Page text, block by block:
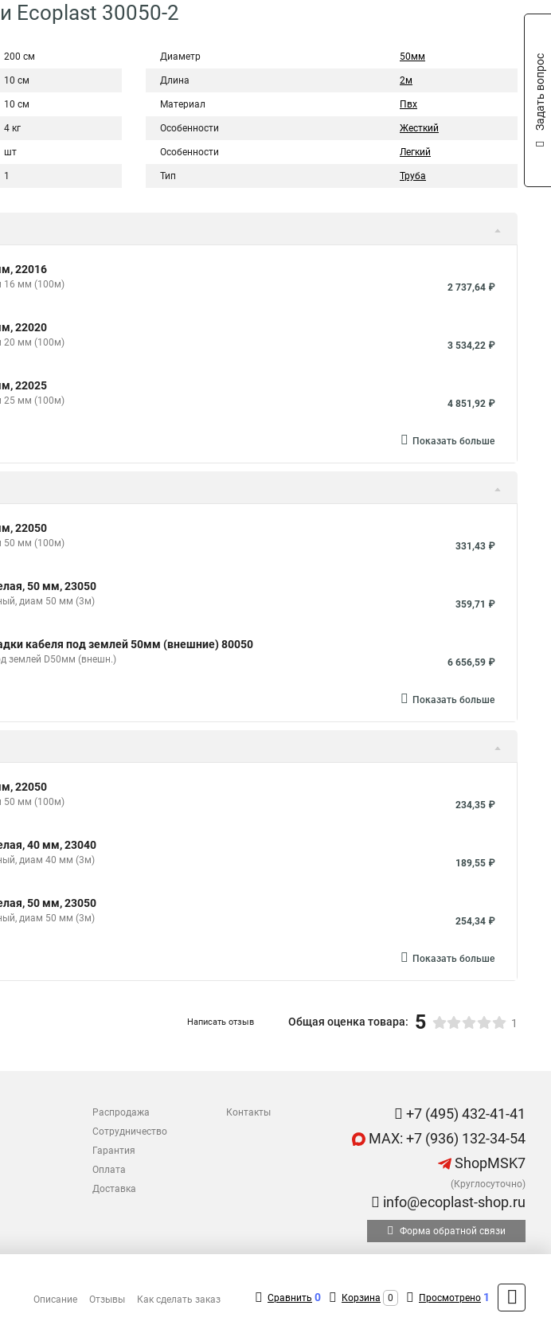
Ecoplast 30050-2
200 см
10 см
10 см
4 кг
шт
1
Диаметр 50мм
Длина 2м
Материал Пвх
Особенности Жесткий
Особенности Легкий
Тип Труба
22016
16 мм (100м) 2 737,64 ₽
22020
20 мм (100м) 3 534,22 ₽
22025
25 мм (100м) 4 851,92 ₽
Показать больше
22050
50 мм (100м) 331,43 ₽
50 мм, 23050
диам 50 мм (3м) 359,71 ₽
кабеля под землей 50мм (внешние) 80050
землей D50мм (внешн.) 6 656,59 ₽
Показать больше
22050
50 мм (100м) 234,35 ₽
40 мм, 23040
диам 40 мм (3м) 189,55 ₽
50 мм, 23050
диам 50 мм (3м) 254,34 ₽
Показать больше
Написать отзыв Общая оценка товара: 5 1
Распродажа
Сотрудничество
Гарантия
Оплата
Доставка
Контакты
+7 (495) 432-41-41
MAX: +7 (936) 132-34-54
ShopMSK7
(Круглосуточно)
info@ecoplast-shop.ru
Форма обратной связи
Описание Отзывы Как сделать заказ Сравнить 0 Корзина 0 Просмотрено 1
Задать вопрос